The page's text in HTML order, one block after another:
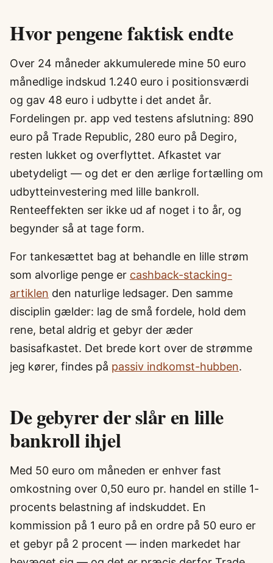
Hvor pengene faktisk endte
Over 24 måneder akkumulerede mine 50 euro
månedlige indskud 1.240 euro i positionsværdi
og gav 48 euro i udbytte i det andet år.
Fordelingen pr. app ved testens afslutning: 890
euro på Trade Republic, 280 euro på Degiro,
resten lukket og overflyttet. Afkastet var
ubetydeligt — og det er den ærlige fortælling om
udbytteinvestering med lille bankroll.
Renteeffekten ser ikke ud af noget i to år, og
begynder så at tage form.
For tankesættet bag at behandle en lille strøm
som alvorlige penge er cashback-stacking-
artiklen den naturlige ledsager. Den samme
disciplin gælder: lag de små fordele, hold dem
rene, betal aldrig et gebyr der æder
basisafkastet. Det brede kort over de strømme
jeg kører, findes på passiv indkomst-hubben.
De gebyrer der slår en lille
bankroll ihjel
Med 50 euro om måneden er enhver fast
omkostning over 0,50 euro pr. handel en stille 1-
procents belastning af indskuddet. En
kommission på 1 euro på en ordre på 50 euro er
et gebyr på 2 procent — inden markedet har